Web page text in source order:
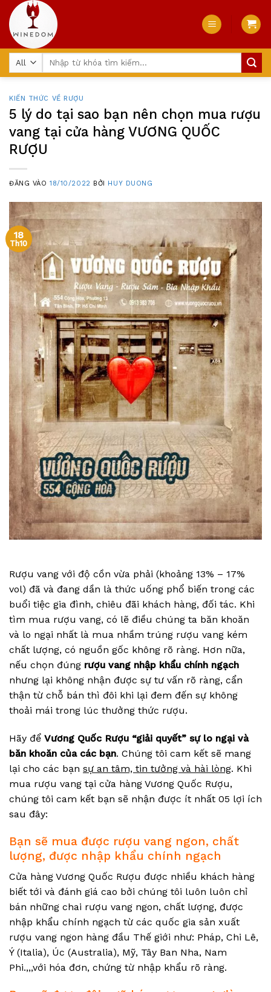
Skip
content
KIẾN THỨC VỀ RƯỢU
5 lý do tại sao bạn nên chọn mua rượu
vang tại cửa hàng VƯƠNG QUỐC
RƯỢU
ĐĂNG VÀO18/10/2022 BỞI HUY DUONG
18
Th10
Rượu vang với độ cồn vừa phải (khoảng 13% – 17%
vol) đã và đang dần là thức uống phổ biến trong các
buổi tiệc gia đình, chiêu đãi khách hàng, đối tác. Khi
tìm mua rượu vang, có lẽ điều chúng ta băn khoăn
và lo ngại nhất là mua nhầm trúng rượu vang kém
chất lượng, có nguồn gốc không rõ ràng. Hơn nữa,
nếu chọn đúng rượu vang nhập khẩu chính ngạch
nhưng lại không nhận được sự tư vấn rõ ràng, cẩn
thận từ chỗ bán thì đôi khi lại đem đến sự không
thoải mái trong lúc thưởng thức rượu.
Hãy để Vương Quốc Rượu “giải quyết” sự lo ngại và
băn khoăn của các bạn. Chúng tôi cam kết sẽ mang
lại cho các bạn sự an tâm, tin tưởng và hài lòng. Khi
mua rượu vang tại cửa hàng Vương Quốc Rượu,
chúng tôi cam kết bạn sẽ nhận được ít nhất 05 lợi ích
sau đây:
Bạn sẽ mua được rượu vang ngon, chất
lượng, được nhập khẩu chính ngạch
Cửa hàng Vương Quốc Rượu được nhiều khách hàng
biết tới và đánh giá cao bởi chúng tôi luôn luôn chỉ
bán những chai rượu vang ngon, chất lượng, được
nhập khẩu chính ngạch từ các quốc gia sản xuất
rượu vang ngon hàng đầu Thế giới như: Pháp, Chi Lê,
Ý (Italia), Úc (Australia), Mỹ, Tây Ban Nha, Nam
Phi.,,,với hóa đơn, chứng từ nhập khẩu rõ ràng.